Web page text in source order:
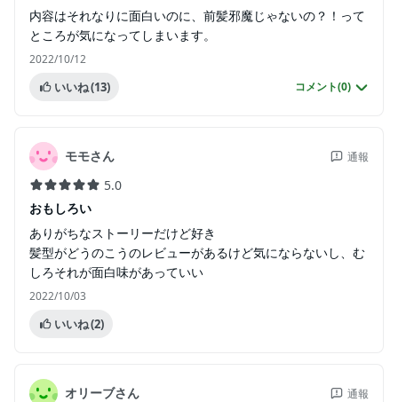
内容はそれなりに面白いのに、前髪邪魔じゃないの？！って
ところが気になってしまいます。
2022/10/12
いいね(13) コメント(0)
モモさん 通報
5.0
おもしろい
ありがちなストーリーだけど好き
髪型がどうのこうのレビューがあるけど気にならないし、む
しろそれが面白味があっていい
2022/10/03
いいね(2)
オリーブさん 通報